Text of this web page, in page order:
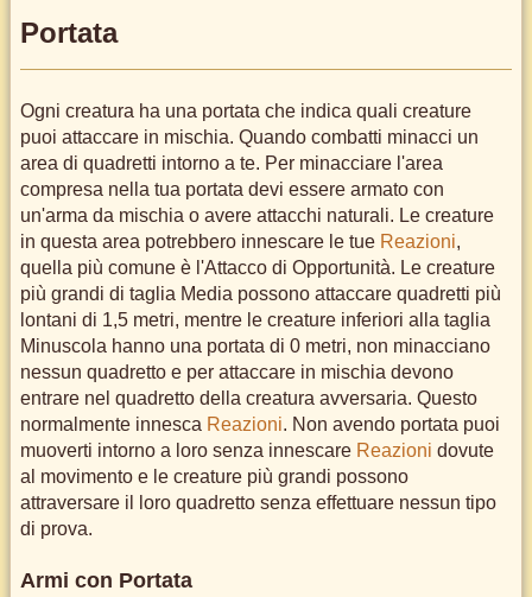
Portata
Ogni creatura ha una portata che indica quali creature
puoi attaccare in mischia. Quando combatti minacci un
area di quadretti intorno a te. Per minacciare l'area
compresa nella tua portata devi essere armato con
un'arma da mischia o avere attacchi naturali. Le creature
in questa area potrebbero innescare le tue Reazioni,
quella più comune è l'Attacco di Opportunità. Le creature
più grandi di taglia Media possono attaccare quadretti più
lontani di 1,5 metri, mentre le creature inferiori alla taglia
Minuscola hanno una portata di 0 metri, non minacciano
nessun quadretto e per attaccare in mischia devono
entrare nel quadretto della creatura avversaria. Questo
normalmente innesca Reazioni. Non avendo portata puoi
muoverti intorno a loro senza innescare Reazioni dovute
al movimento e le creature più grandi possono
attraversare il loro quadretto senza effettuare nessun tipo
di prova.
Armi con Portata